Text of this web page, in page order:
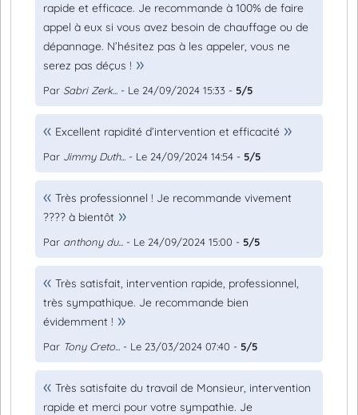
rapide et efficace. Je recommande à 100% de faire
appel à eux si vous avez besoin de chauffage ou de
dépannage. N’hésitez pas à les appeler, vous ne
serez pas déçus !
Par Sabri Zerk... - Le 24/09/2024 15:33 - 5/5
Excellent rapidité d’intervention et efficacité
Par Jimmy Duth... - Le 24/09/2024 14:54 - 5/5
Très professionnel ! Je recommande vivement
???? à bientôt
Par anthony du... - Le 24/09/2024 15:00 - 5/5
Très satisfait, intervention rapide, professionnel,
très sympathique. Je recommande bien
évidemment !
Par Tony Creto... - Le 23/03/2024 07:40 - 5/5
Très satisfaite du travail de Monsieur, intervention
rapide et merci pour votre sympathie. Je